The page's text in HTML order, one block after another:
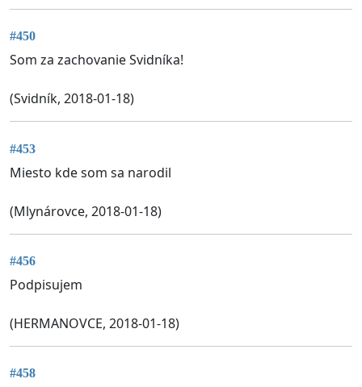
#450
Som za zachovanie Svidníka!
(Svidník, 2018-01-18)
#453
Miesto kde som sa narodil
(Mlynárovce, 2018-01-18)
#456
Podpisujem
(HERMANOVCE, 2018-01-18)
#458